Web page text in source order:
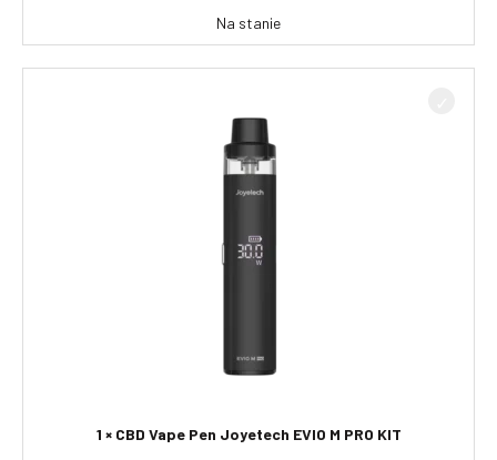
Na stanie
1 × CBD Vape Pen Joyetech EVIO M PRO KIT